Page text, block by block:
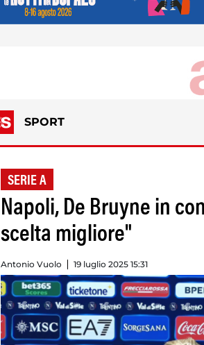
SPORT
SERIE A
Napoli, De Bruyne in
scelta migliore"
Antonio Vuolo 19 luglio 2025 15:31